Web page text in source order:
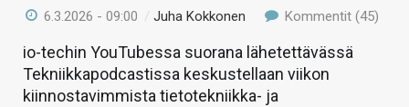
6.3.2026 - 09:00 /Juha Kokkonen Kommentit (45)
io-techin YouTubessa suorana lähetettävässä
Tekniikkapodcastissa keskustellaan viikon
kiinnostavimmista tietotekniikka- ja